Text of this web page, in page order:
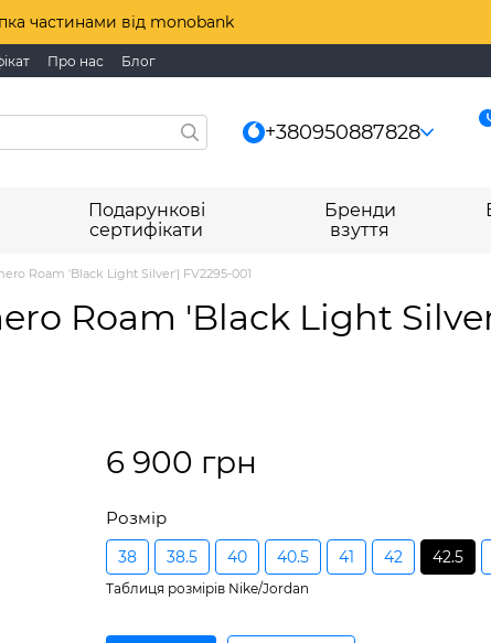
частинами від monobank
Про нас Блог
+380950887828
Подарункові
сертифікати
Бренди
взуття
Roam 'Black Light Silver'| FV2295-001
Roam 'Black Light
6 900 грн
Розмір
38 38.5 40 40.5 41 42 42.5
Таблиця розмірів Nike/Jordan